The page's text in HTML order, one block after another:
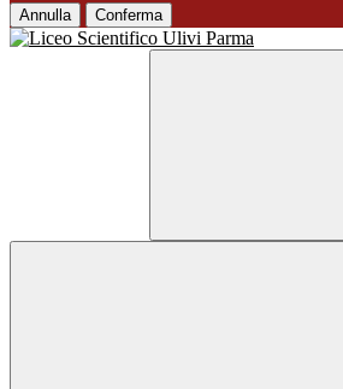
Annulla Conferma